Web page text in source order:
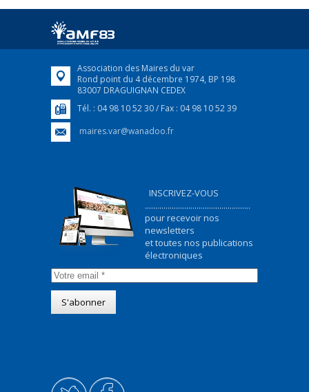
Association des Maires du var
Rond point du 4 décembre 1974, BP 198
83007 DRAGUIGNAN CEDEX
Tél. : 04 98 10 52 30 / Fax : 04 98 10 52 39
maires.var@wanadoo.fr
INSCRIVEZ-VOUS
...................................................
pour recevoir nos
newsletters
et toutes nos publications
électroniques